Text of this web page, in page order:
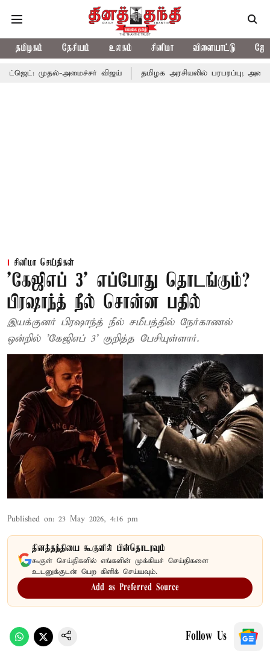
தமிழகம் தேசியம் உலகம் சினிமா விளையாட்டு
அமைச்சர் விஜய் தமிழக அரசியலில் பரபரப்பு; அமைச்சர் ஆனந்த்
சினிமா செய்திகள்
'கேஜிஎப் 3' எப்போது தொடங்கும்?
பிரஷாந்த் நீல் சொன்ன பதில்
இயக்குனர் பிரஷாந்த் நீல் சமீபத்தில் நேர்காணல்
ஒன்றில் 'கேஜிஎப் 3' குறித்த பேசியுள்ளார்.
Published on: 23 May 2026, 4:16 pm
தினத்தந்தியை கூகுளில் பின்தொடரவும்
கூகுள் செய்திகளில் எங்களின் முக்கியச் செய்திகளை
உடனுக்குடன் பெற கிளிக் செய்யவும்.
Add as Preferred Source
Follow Us